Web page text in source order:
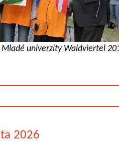
Mladé univerzity Waldviertel
2026